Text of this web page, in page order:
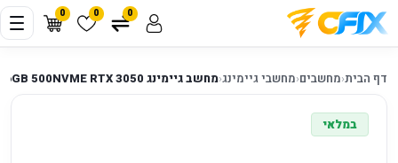
0 0 0
דף הבית‹מחשבים‹מחשבי גיימינג‹מחשב גיימינג CX200M 600W A520M R5-5500 16GB 500NVME RTX 3050
במלאי